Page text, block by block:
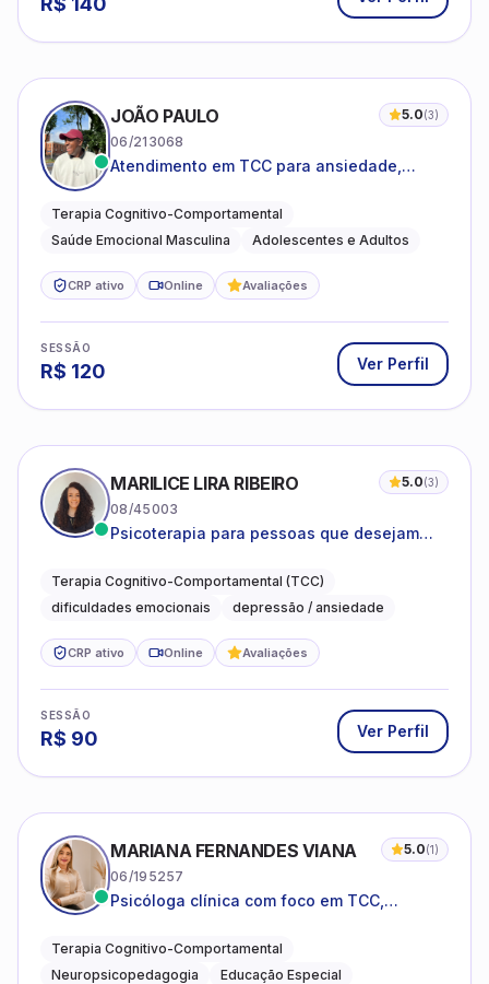
JOÃO PAULO 5.0(3)
06/213068
Atendimento em TCC para ansiedade,
emocional
Terapia Cognitivo-Comportamental
Saúde Emocional Masculina
Adolescentes e Adultos
CRP ativo Online Avaliações
SESSÃO
R$ 120 Ver Perfil
MARILICE LIRA RIBEIRO 5.0(3)
08/45003
Psicoterapia para pessoas que desejam
dificuldades do dia a dia
Terapia Cognitivo-Comportamental (TCC)
dificuldades emocionais
depressão / ansiedade
CRP ativo Online Avaliações
SESSÃO
R$ 90 Ver Perfil
MARIANA FERNANDES VIANA 5.0(1)
06/195257
Psicóloga clínica com foco em TCC,
do neurodesenvolvimento.
Terapia Cognitivo-Comportamental
Neuropsicopedagogia
Educação Especial